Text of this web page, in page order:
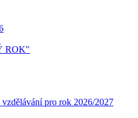
ROK"
pro rok 2026/2027